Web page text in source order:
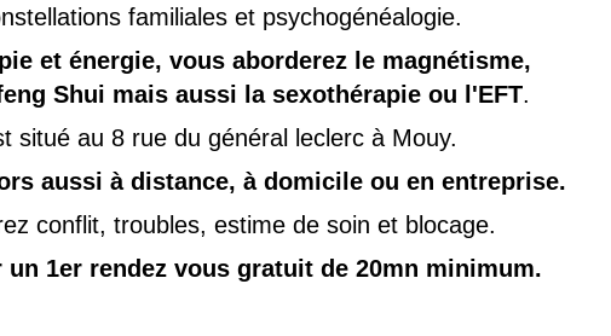
familiales et psychogénéalogie.
et énergie, vous aborderez le magnétisme,
Shui mais aussi la sexothérapie ou l'EFT.
situé au 8 rue du général leclerc à Mouy.
aussi à distance, à domicile ou en entreprise.
conflit, troubles, estime de soin et blocage.
1er rendez vous gratuit de 20mn minimum.